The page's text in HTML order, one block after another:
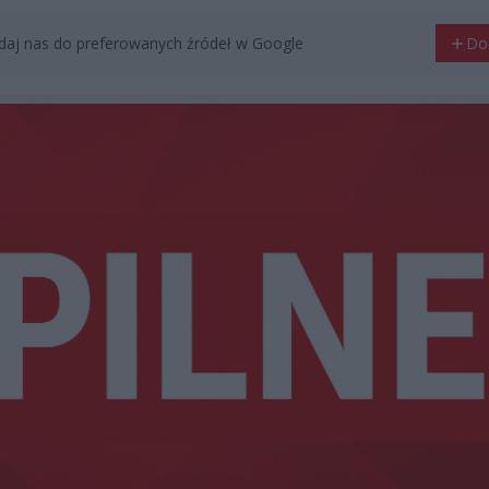
nas do preferowanych źródeł w Google